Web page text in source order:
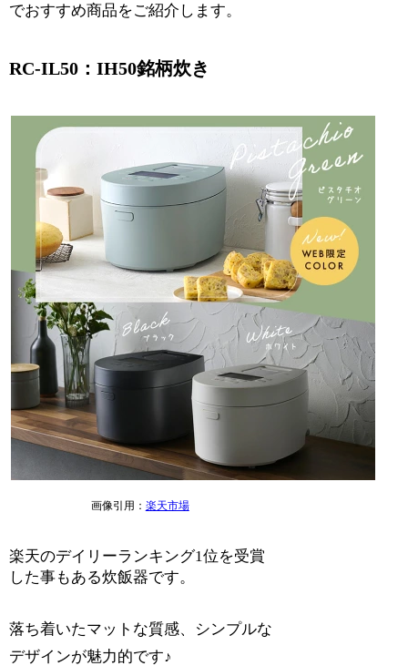
でおすすめ商品をご紹介します。
RC-IL50：IH50銘柄炊き
画像引用： 楽天市場
楽天のデイリーランキング1位を受賞
した事もある炊飯器です。
落ち着いたマットな質感、シンプルな
デザインが魅力的です♪